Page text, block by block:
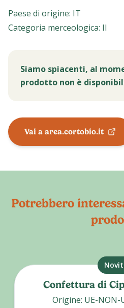
Paese di origine: IT
Categoria merceologica: II
Siamo spiacenti, al
prodotto non è
Vai a area.cortobio.it
Potrebbero
Confettura di
Origine: UE-NON-